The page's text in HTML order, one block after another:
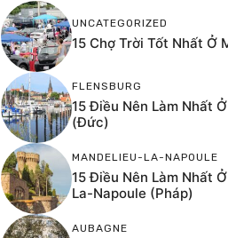
UNCATEGORIZED
15 Chợ Trời Tốt Nhất Ở
FLENSBURG
15 Điều Nên Làm Nhất
(Đức)
MANDELIEU-LA-NAPOULE
15 Điều Nên Làm Nhất
La-Napoule (Pháp)
AUBAGNE